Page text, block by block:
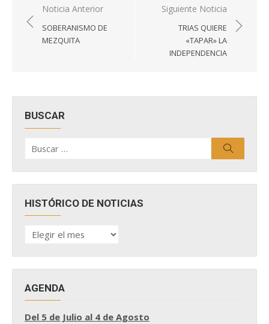
Navegación
de
entradas
Noticia Anterior
SOBERANISMO DE
MEZQUITA
Siguiente Noticia
TRIAS QUIERE
«TAPAR» LA
INDEPENDENCIA
BUSCAR
por:
HISTÓRICO DE NOTICIAS
HISTÓRICO
DE
AGENDA
Del 5 de Julio al 4 de Agosto